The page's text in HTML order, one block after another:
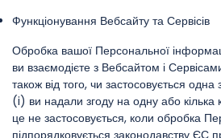
Функціонування Вебсайту та Сервісів
Обробка вашої Персональної
ви взаємодієте з Вебсайтом і
також від того, чи застосовується одна
(i) ви надали згоду на одну або кілька
це не застосовується, коли обробка
підпорядковується законодавству ЄС